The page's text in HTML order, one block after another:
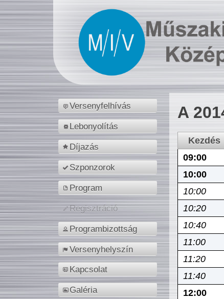
Versenyfelhívás
Lebonyolítás
Díjazás
Szponzorok
Program
Regisztráció
Programbizottság
Versenyhelyszín
Kapcsolat
Galéria
A
Kezdés
09:00
10:00
10:00
10:20
10:40
11:00
11:20
11:40
12:00